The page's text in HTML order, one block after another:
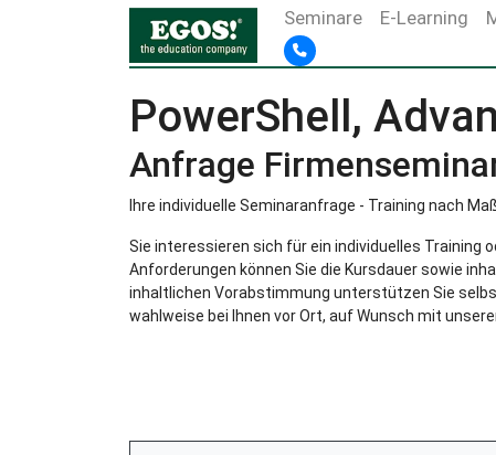
Seminare E-Learning
PowerShell,
Anfrage
Ihre individuelle Seminaranfrage - Training nach
Sie interessieren sich für ein individuelles Training
Anforderungen können Sie die Kursdauer sowie
inhaltlichen Vorabstimmung unterstützen Sie
wahlweise bei Ihnen vor Ort, auf Wunsch mit